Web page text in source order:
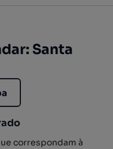
Santa
correspondam à